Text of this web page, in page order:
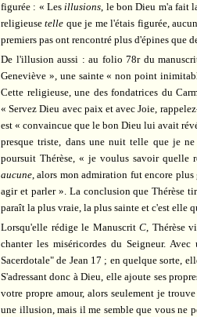
figurée : « Lesillusions, le bon Dieu m'a fait
religieusetelle que je me l'étais figurée,
premiers pas ont rencontré plus d'épines que
De l'illusion aussi : au folio 78r du
Geneviève », une sainte « non point
Cette religieuse, une des fondatrices du
« Servez Dieu avec paix et avec Joie,
est « convaincue que le bon Dieu lui avait
presque triste, dans une nuit telle que je
poursuit Thérèse, « je voulus savoir quelle
aucune, alors mon admiration fut encore
agir et parler ». La conclusion que Thérèse
paraît la plus vraie, la plus sainte et c'est elle
Lorsqu'elle rédige le Manuscrit C, Thérèse
chanter les miséricordes du Seigneur.
Sacerdotale" de Jean 17 ; en quelque sorte,
S'adressant donc à Dieu, elle ajoute ses
votre propre amour, alors seulement je
une illusion, mais il me semble que vous ne